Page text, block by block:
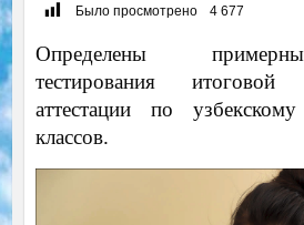
Было просмотрено 4 677
Определены
тестирования итоговой
аттестации по
классов.